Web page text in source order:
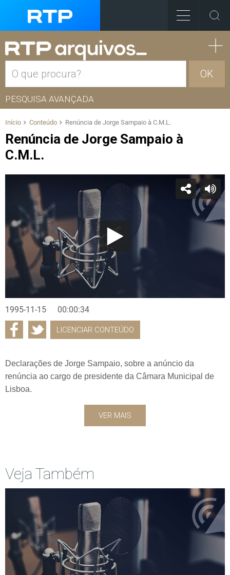
OK
PESQUISA AVANÇADA
Início Conteúdo Renúncia de Jorge Sampaio à C.M.L.
Renúncia de Jorge Sampaio à
C.M.L.
1995-11-15 00:00:34
LICENCIAR CONTEÚDO
Declarações de Jorge Sampaio, sobre a anúncio da
renúncia ao cargo de presidente da Câmara Municipal de
Lisboa.
VER MAIS
Veja Também